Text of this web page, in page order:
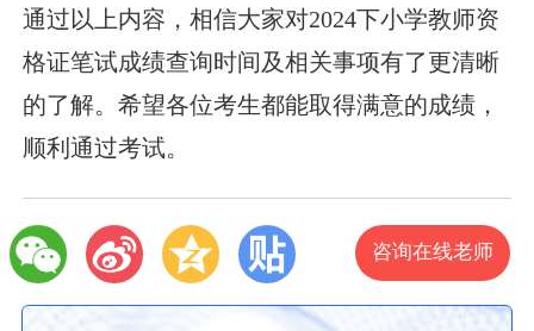
通过以上内容，相信大家对2024下小学教师资
格证笔试成绩查询时间及相关事项有了更清晰
的了解。希望各位考生都能取得满意的成绩，
顺利通过考试。
咨询在线老师